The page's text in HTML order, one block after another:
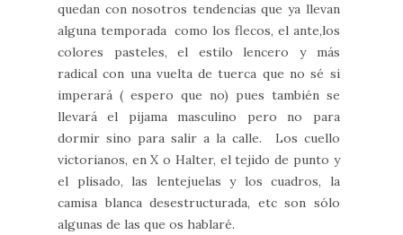
quedan con nosotros tendencias que ya llevan
alguna temporada como los flecos, el ante,los
colores pasteles, el estilo lencero y más
radical con una vuelta de tuerca que no sé si
imperará ( espero que no) pues también se
llevará el pijama masculino pero no para
dormir sino para salir a la calle. Los cuello
victorianos, en X o Halter, el tejido de punto y
el plisado, las lentejuelas y los cuadros, la
camisa blanca desestructurada, etc son sólo
algunas de las que os hablaré.